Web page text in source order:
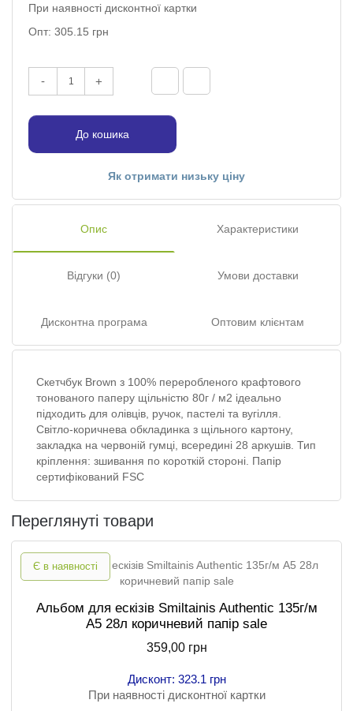
При наявності дисконтної картки
Опт: 305.15 грн
- +
До кошика
Як отримати низьку ціну
Опис Характеристики
Відгуки (0) Умови доставки
Дисконтна програма Оптовим клієнтам
Скетчбук Brown з 100% переробленого крафтового
тонованого паперу щільністю 80г / м2 ідеально
підходить для олівців, ручок, пастелі та вугілля.
Світло-коричнева обкладинка з щільного картону,
закладка на червоній гумці, всередині 28 аркушів. Тип
кріплення: зшивання по короткій стороні. Папір
сертифікований FSC
Переглянуті товари
Є в наявності
Альбом для ескізів Smiltainis Authentic 135г/м
A5 28л коричневий папір sale
359,00 грн
Дисконт: 323.1 грн
При наявності дисконтної картки